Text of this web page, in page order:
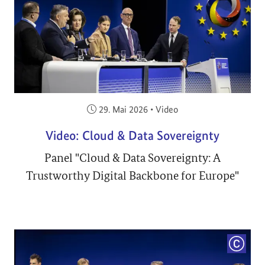
Veröffentlicht am:
29. Mai 2026 • Video
Video: Cloud & Data Sovereignty
Panel "Cloud & Data Sovereignty: A
Trustworthy Digital Backbone for Europe"